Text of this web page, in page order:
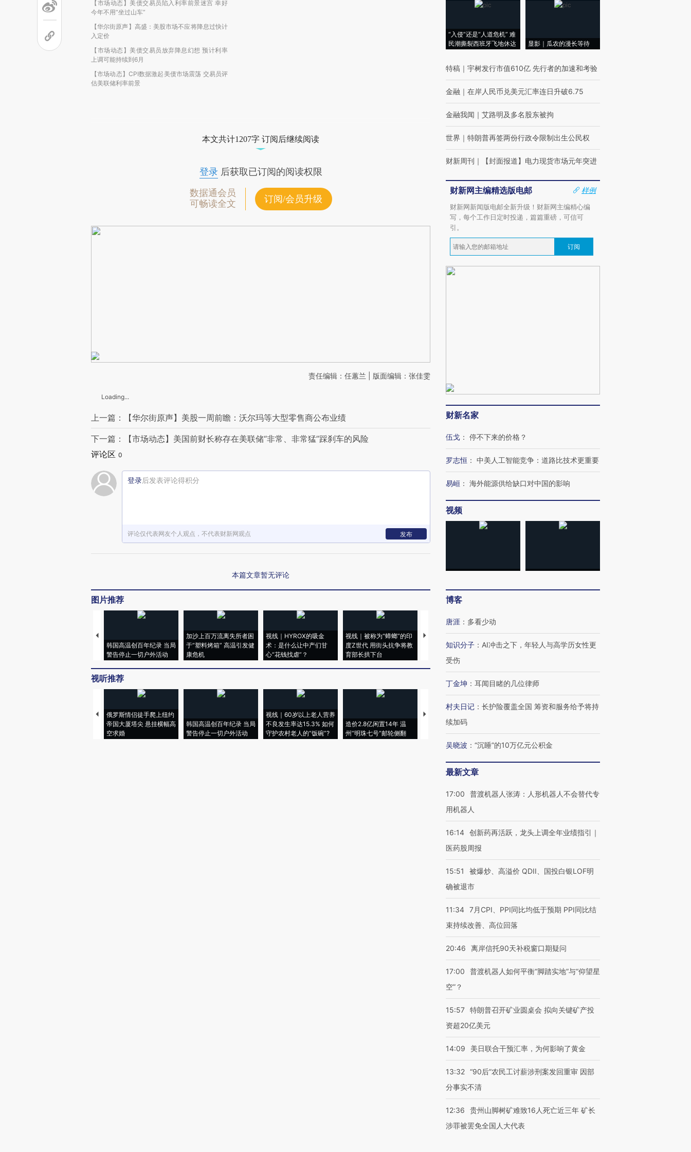
【市场动态】美债交易员陷入利率前景迷宫 幸好
今年不用“坐过山车”
【华尔街原声】高盛：美股市场不应将降息过快计
入定价
【市场动态】美债交易员放弃降息幻想 预计利率
上调可能持续到6月
【市场动态】CPI数据激起美债市场震荡 交易员评
估美联储利率前景
本文共计1207字 订阅后继续阅读
登录后获取已订阅的阅读权限
数据通会员
可畅读全文
订阅/会员升级
责任编辑：任蕙兰 | 版面编辑：张佳雯
Loading...
上一篇：【华尔街原声】美股一周前瞻：沃尔玛等大型零售商公布业绩
下一篇：【市场动态】美国前财长称存在美联储“非常、非常猛”踩刹车的风险
评论区 0
登录后发表评论得积分
评论仅代表网友个人观点，不代表财新网观点 发布
本篇文章暂无评论
图片推荐
韩国高温创百年纪录 当局
警告停止一切户外活动
加沙上百万流离失所者困
于“塑料烤箱” 高温引发健
康危机
视线｜HYROX的吸金
术：是什么让中产们甘
心“花钱找虐”？
视线｜被称为“蟑螂”的印
度Z世代 用街头抗争将教
育部长拱下台
视线｜“入侵”还是“人道危
机”？难民潮撕裂西班牙
湖北宜昌局部短时降雨
128毫米 紧急转移近
哈尔滨遭遇短时极端强降
雨 3小时累计雨量超80毫
视听推荐
俄罗斯情侣徒手爬上纽约
帝国大厦塔尖 悬挂横幅高
空求婚
韩国高温创百年纪录 当局
警告停止一切户外活动
视线｜60岁以上老人营养
不良发生率达15.3% 如何
守护农村老人的“饭碗”?
造价2.8亿闲置14年 温
州“明珠七号”邮轮侧翻
特朗普出席葬礼疑似打瞌
睡引争议 白宫怒斥批评
者“堕落的白痴”
猛犸象化石接连露出
阿根廷3-0阿尔及利亚
“入侵”还是“人道危机” 难
民潮撕裂西班牙飞地休达
显影｜瓜农的漫长等待
特稿 ｜ 宇树发行市值610亿 先行者的加速和考验
金融 ｜ 在岸人民币兑美元汇率连日升破6.75
金融我闻 ｜ 艾路明及多名股东被拘
世界 ｜ 特朗普再签两份行政令限制出生公民权
财新周刊 ｜ 【封面报道】电力现货市场元年突进
财新网主编精选版电邮
样例
财新网新闻版电邮全新升级！财新网主编精心编
写，每个工作日定时投递，篇篇重磅，可信可
引。
订阅
财新名家
伍戈 ： 停不下来的价格？
罗志恒 ： 中美人工智能竞争：道路比技术更重要
易峘 ： 海外能源供给缺口对中国的影响
视频
博客
唐涯 ： 多看少动
知识分子 ： AI冲击之下，年轻人与高学历女性更
受伤
丁金坤 ： 耳闻目睹的几位律师
村夫日记 ： 长护险覆盖全国 筹资和服务给予将持
续加码
吴晓波 ： “沉睡”的10万亿元公积金
最新文章
17:00
普渡机器人张涛：人形机器人不会替代专
用机器人
16:14 创新药再活跃，龙头上调全年业绩指引｜
医药股周报
15:51
被爆炒、高溢价 QDII、国投白银LOF明
确被退市
11:34 7月CPI、PPI同比均低于预期 PPI同比结
束持续改善、高位回落
20:46 离岸信托90天补税窗口期疑问
17:00
普渡机器人如何平衡“脚踏实地”与“仰望星
空”？
15:57 特朗普召开矿业圆桌会 拟向关键矿产投
资超20亿美元
14:09 美日联合干预汇率，为何影响了黄金
13:32 “90后”农民工讨薪涉刑案发回重审 因部
分事实不清
12:36
贵州山脚树矿难致16人死亡近三年 矿长
涉罪被罢免全国人大代表